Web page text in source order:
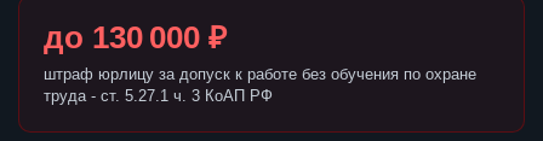
до 130 000 ₽
штраф юрлицу за допуск к работе без обучения по охране
труда - ст. 5.27.1 ч. 3 КоАП РФ